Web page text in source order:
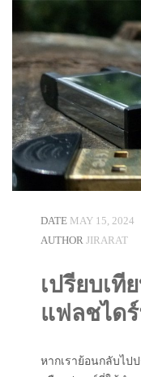
DATE MAY 15, 2024
AUTHOR JIRARAT
เปรียบเที
แฟลชได
หากเราย้อนกลับไป